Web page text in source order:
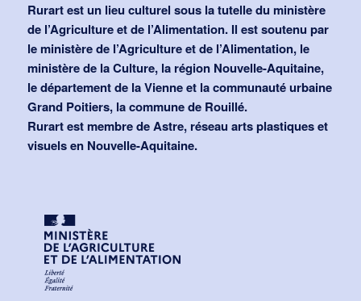
Rurart est un lieu culturel sous la tutelle du ministère
de l’Agriculture et de l’Alimentation. Il est soutenu par
le ministère de l’Agriculture et de l’Alimentation, le
ministère de la Culture, la région Nouvelle-Aquitaine,
le département de la Vienne et la communauté urbaine
Grand Poitiers, la commune de Rouillé.
Rurart est membre de Astre, réseau arts plastiques et
visuels en Nouvelle-Aquitaine.